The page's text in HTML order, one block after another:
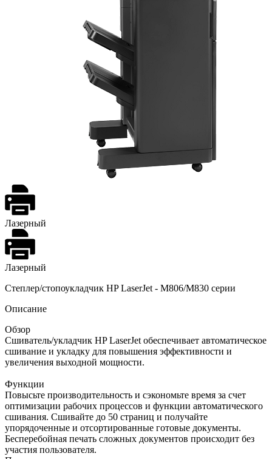
Лазерный
Лазерный
Степлер/стопоукладчик HP LaserJet - M806/M830 серии
Описание
Обзор
Сшиватель/укладчик HP LaserJet обеспечивает автоматическое
сшивание и укладку для повышения эффективности и
увеличения выходной мощности.
Функции
Повысьте производительность и сэкономьте время за счет
оптимизации рабочих процессов и функции автоматического
сшивания. Сшивайте до 50 страниц и получайте
упорядоченные и отсортированные готовые документы.
Бесперебойная печать сложных документов происходит без
участия пользователя.